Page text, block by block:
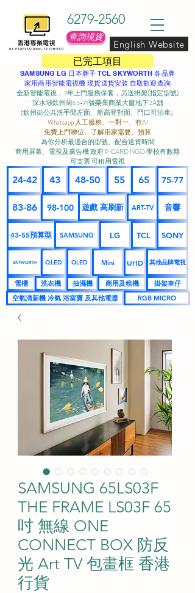
已完工項目
6279-2560
查詢現貨
English Website
SAMSUNG LG 日本牌子 TCL SKYWORTH 各品牌
家用商用智能電視機 現貨送貨安裝 自取歡迎查詢
全新智能電視，3年上門服務保養，另送掛架(指定型號)
深水埗欽州街65-71號榮業商業大廈地下2A舖
(欽州街公共洗手間左面、新高登對面、門口可泊車) ​
Whatsapp 人工服務、一對一、冇AI
免費上門睇位、了解用家需要、預算
為你分析最適合的型號、配合送貨時間
商用屏幕、電視及廣告機 政府 P CARD NGO 學校有數期
可支票 可租用電視
24-42 43 48-50 55 65 75-77
83-86 98-100 遊戲 高刷新 ART-TV 音響
43-55預算型 SAMSUNG LG TCL SONY
SKYWORTH QLED OLED Mini UHD 其他品牌電視
雪櫃 洗衣機 抽濕機 商用及租機
掛架車仔
空氣清新機 冷氣 浴室寶 及其他電器
RGB MICRO
SAMSUNG 65LS03F
THE FRAME LS03F 65
吋 無線 ONE
CONNECT BOX 防反
光 Art TV 包畫框 香港
行貨